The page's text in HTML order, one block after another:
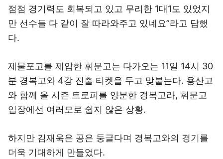
점점 경기력도 회복되고 있고 무리한 1대1도 있었지
만 선수들 다 같이 잘 따라와주고 있네요”라고 답했
다.
제물포고를 제압한 휘문고는 다가오는 11일 14시 30
분 경복고와 4강 진출 티켓을 두고 맞붙는다. 용산고
와 함께 올 시즌 트로피를 양분한 경복고라, 휘문고
입장에선 여러모로 쉽지 않은 상황.
하지만 김재욱은 공은 둥글다며 경복고와의 경기를
더욱 기대하게 만들었다.